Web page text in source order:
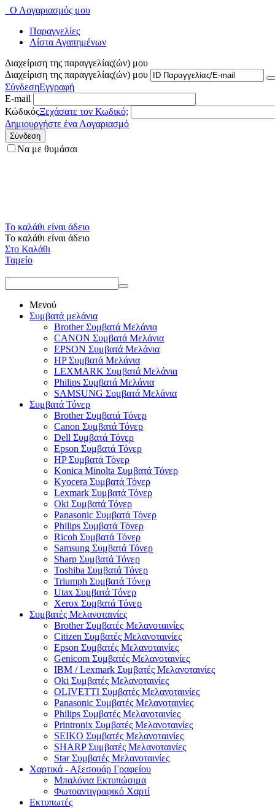
Ο Λογαριασμός μου
Παραγγελίες
Λίστα Αγαπημένων
Διαχείριση της παραγγελίας(ών) μου
Διαχείριση της παραγγελίας(ών) μου
ΣύνδεσηΕγγραφή
E-mail
ΚώδικόςΞεχάσατε τον Κωδικό;
Δημιουργήστε ένα Λογαριασμό
Σύνδεση
Να με θυμάσαι
Το καλάθι είναι άδειο
Το καλάθι είναι άδειο
Στο Καλάθι
Ταμείο
Μενού
Συμβατά μελάνια
Brother Συμβατά Μελάνια
CANON Συμβατά Μελάνια
EPSON Συμβατά Μελάνια
HP Συμβατά Μελάνια
LEXMARK Συμβατά Μελάνια
Philips Συμβατά Μελάνια
SAMSUNG Συμβατά Μελάνια
Συμβατά Τόνερ
Brother Συμβατά Τόνερ
Canon Συμβατά Τόνερ
Dell Συμβατά Τόνερ
Epson Συμβατά Τόνερ
HP Συμβατά Τόνερ
Konica Minolta Συμβατά Τόνερ
Kyocera Συμβατά Τόνερ
Lexmark Συμβατά Τόνερ
Oki Συμβατά Τόνερ
Panasonic Συμβατά Τόνερ
Philips Συμβατά Τόνερ
Ricoh Συμβατά Τόνερ
Samsung Συμβατά Τόνερ
Sharp Συμβατά Τόνερ
Toshiba Συμβατά Τόνερ
Triumph Συμβατά Τόνερ
Utax Συμβατά Τόνερ
Xerox Συμβατά Τόνερ
Συμβατές Μελανοταινίες
Brother Συμβατές Μελανοταινίες
Citizen Συμβατές Μελανοταινίες
Epson Συμβατές Μελανοταινίες
Genicom Συμβατές Μελανοταινίες
IBM / Lexmark Συμβατές Μελανοταινίες
Oki Συμβατές Μελανοταινίες
OLIVETTI Συμβατές Μελανοταινίες
Panasonic Συμβατές Μελανοταινίες
Philips Συμβατές Μελανοταινίες
Printronix Συμβατές Μελανοταινίες
SEIKO Συμβατές Μελανοταινίες
SHARP Συμβατές Μελανοταινίες
Star Συμβατές Μελανοταινίες
Χαρτικά - Αξεσουάρ Γραφείου
Μπαλόνια Εκτυπώσιμα
Φωτοαντιγραφικό Χαρτί
Εκτυπωτές